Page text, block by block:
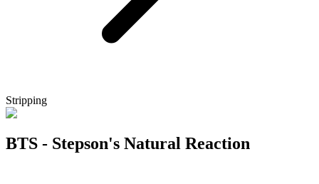
Stripping
BTS - Stepson's Natural Reaction